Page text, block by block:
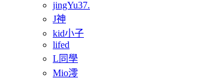
jingYu37.
J神
kid小子
lifed
L同學
Mio澪